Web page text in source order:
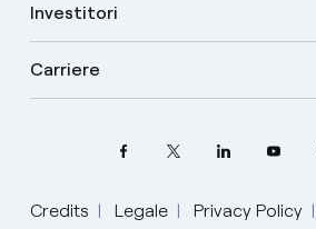
Investitori
Carriere
Credits Legale Privacy Policy